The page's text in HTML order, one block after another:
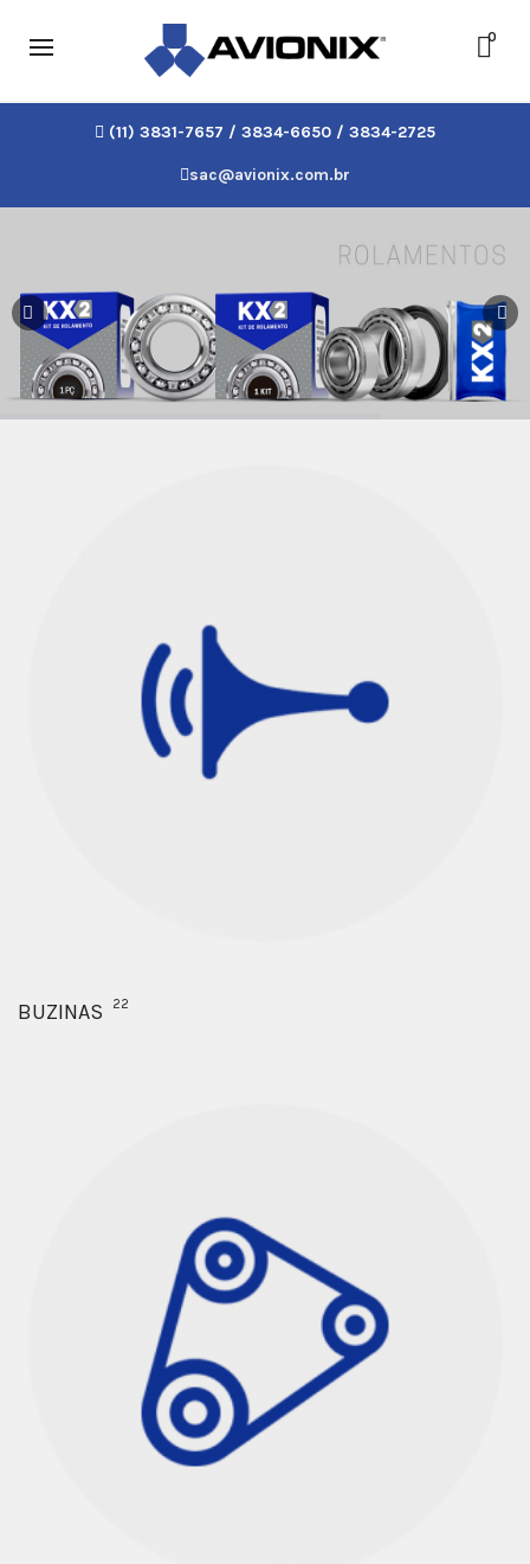
0
(11) 3831-7657 / 3834-6650 / 3834-2725
sac@avionix.com.br
BUZINAS 22